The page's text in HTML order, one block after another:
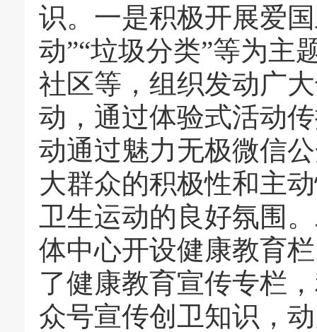
识。一是积极开展爱
动”“垃圾分类”等为主
社区等，组织发动广
动，通过体验式活动
动通过魅力无极微信
大群众的积极性和主
卫生运动的良好氛围
体中心开设健康教育
了健康教育宣传专栏
众号宣传创卫知识，